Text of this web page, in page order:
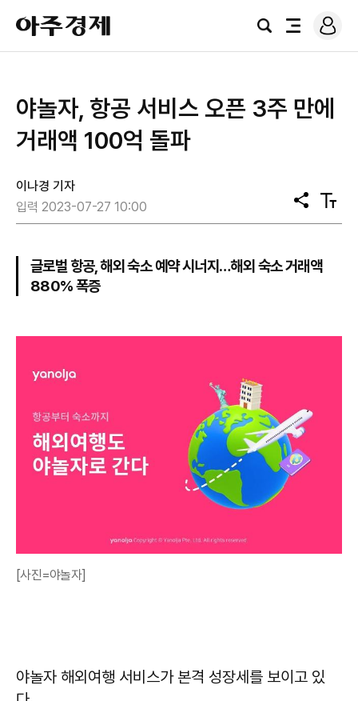
아
주
경
검
전
로
그
​야놀자, 항공 서비스 오픈 3주 만에
거래액 100억 돌파
이나경 기자
입력 2023-07-27 10:00
공
유
텍
스
글로벌 항공, 해외 숙소 예약 시너지…해외 숙소 거래액
880% 폭증
[사진=야놀자]
야놀자 해외여행 서비스가 본격 성장세를 보이고 있